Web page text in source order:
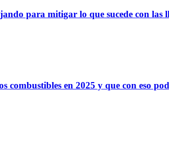
para mitigar lo que sucede con las
combustibles en 2025 y que con eso